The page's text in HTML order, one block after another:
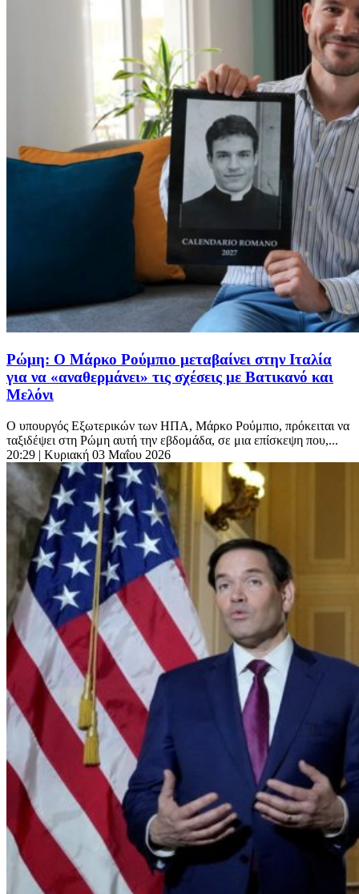
Ρώμη: Ο Μάρκο Ρούμπιο μεταβαίνει στην Ιταλία
για να «αναθερμάνει» τις σχέσεις με Βατικανό και
Μελόνι
Ο υπουργός Εξωτερικών των ΗΠΑ, Μάρκο Ρούμπιο, πρόκειται να
ταξιδέψει στη Ρώμη αυτή την εβδομάδα, σε μια επίσκεψη που,...
20:29 | Κυριακή 03 Μαΐου 2026